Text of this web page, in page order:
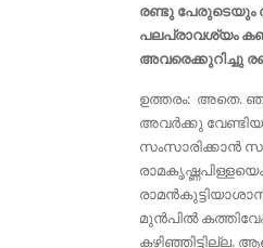
രണ്ടു
പലപ്രാവശ്യം
അവരെക്കുറിച്ചു
ഉത്തരം: അതെ.
അവർക്കു
സംസാരിക്കാൻ
മുന്‍പില്‍
കഴിഞ്ഞിട്ടില്ല.